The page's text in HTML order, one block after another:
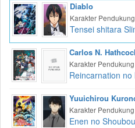
Diablo
Karakter Pendukung
Tensei shitara
Carlos N.
Karakter Pendukung
Reincarnation no
Yuuichirou
Karakter Pendukung
Enen no